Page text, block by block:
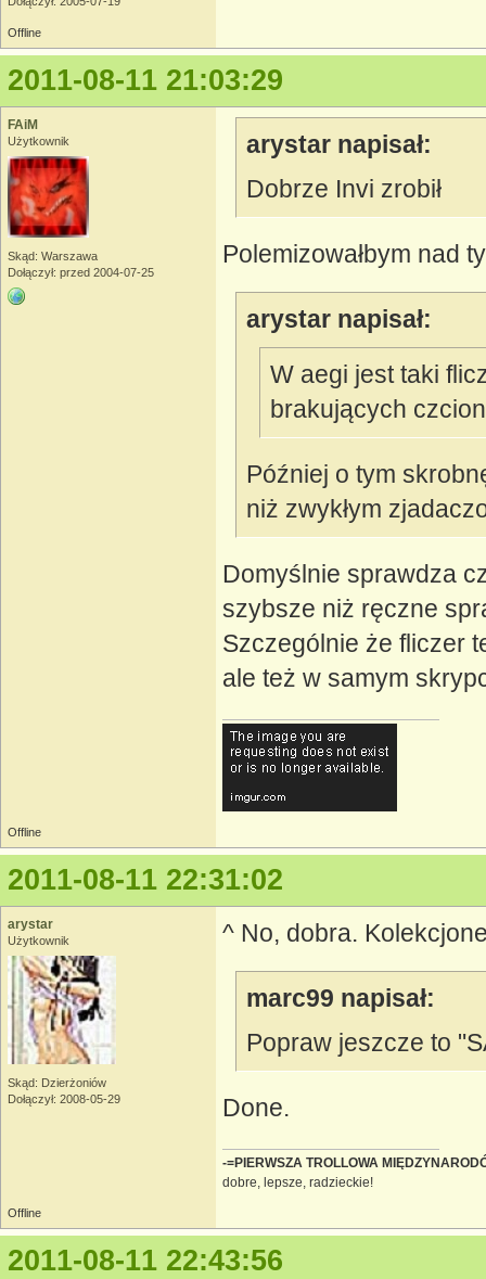
Offline
2011-08-11 21:03:29
FAiM
Użytkownik
Skąd: Warszawa
Dołączył: przed 2004-07-25
arystar napisał:
Dobrze Invi zrobił
Polemizowałbym nad
arystar napisał:
W aegi jest taki
brakujących
Później o tym
niż zwykłym
Domyślnie sprawdza
szybsze niż ręczne
Szczególnie że fliczer
ale też w samym
Offline
2011-08-11 22:31:02
arystar
Użytkownik
Skąd: Dzierżoniów
Dołączył: 2008-05-29
^ No, dobra.
marc99 napisał:
Popraw jeszcze to
Done.
-=PIERWSZA TROLLOWA
dobre, lepsze, radzieckie!
Offline
2011-08-11 22:43:56